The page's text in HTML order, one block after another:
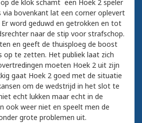
de klok schamt een Hoek 2 speler
via bovenkant lat een corner oplevert
word geduwd en getrokken en tot
naar de stip voor strafschop.
en geeft de thuisploeg de boost
op te zetten. Het publiek laat zich
moeten Hoek 2 uit zijn
gaat Hoek 2 goed met de situatie
om de wedstrijd in het slot te
echt lukken maar echt in de
ook weer niet en speelt men de
grote problemen uit.